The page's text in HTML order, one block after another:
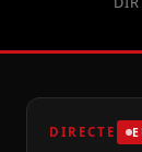
DIRECTE